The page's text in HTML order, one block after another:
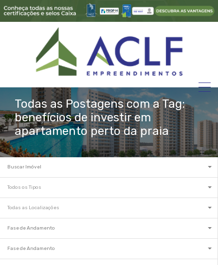
Todas as Postagens com a Tag:
benefícios de investir em
apartamento perto da praia
Buscar Imóvel
Todos os Tipos
Todas as Localizações
Fase de Andamento
Fase de Andamento